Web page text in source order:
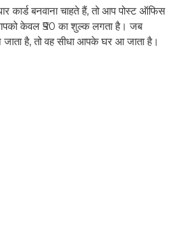
कार्ड बनवाना चाहते हैं, तो आप पोस्ट ऑफिस
केवल ₹50 का शुल्क लगता है। जब
जाता है, तो वह सीधा आपके घर आ जाता है।